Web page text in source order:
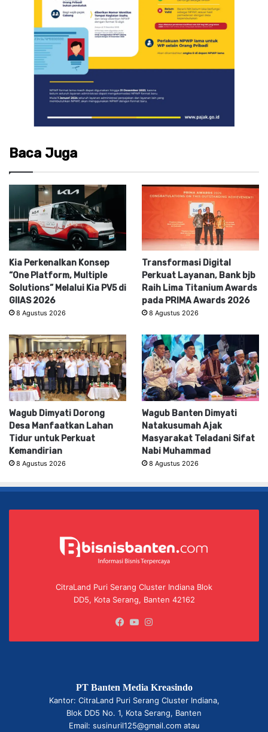
Baca Juga
Kia Perkenalkan Konsep
“One Platform, Multiple
Solutions” Melalui Kia PV5 di
GIIAS 2026
8 Agustus 2026
Transformasi Digital
Perkuat Layanan, Bank bjb
Raih Lima Titanium Awards
pada PRIMA Awards 2026
8 Agustus 2026
Wagub Dimyati Dorong
Desa Manfaatkan Lahan
Tidur untuk Perkuat
Kemandirian
8 Agustus 2026
Wagub Banten Dimyati
Natakusumah Ajak
Masyarakat Teladani Sifat
Nabi Muhammad
8 Agustus 2026
CitraLand Puri Serang Cluster Indiana Blok
DD5, Kota Serang, Banten 42162
Facebook
YouTube
PT Banten Media Kreasindo
Kantor: CitraLand Puri Serang Cluster Indiana,
Blok DD5 No. 1, Kota Serang, Banten
Email: susinuril125@gmail.com atau